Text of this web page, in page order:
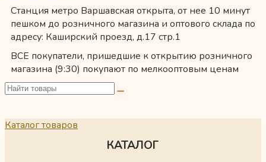
Станция метро Варшавская открыта, от нее 10 минут
пешком до розничного магазина и оптового склада по
адресу: Каширский проезд, д.17 стр.1
ВСЕ покупатели, пришедшие к открытию розничного
магазина (9:30) покупают по мелкооптовым ценам
Каталог товаров
КАТАЛОГ